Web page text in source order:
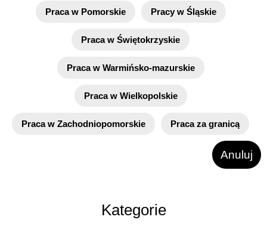
Praca w Pomorskie Pracy w Śląskie
Praca w Świętokrzyskie
Praca w Warmińsko-mazurskie
Praca w Wielkopolskie
Praca w Zachodniopomorskie Praca za granicą
Anuluj
Kategorie